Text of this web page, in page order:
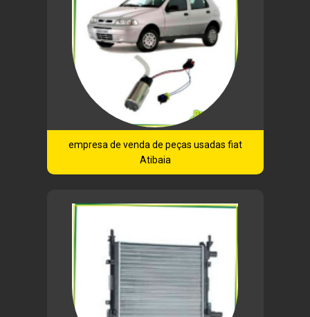
empresa de venda de peças usadas fiat
Atibaia